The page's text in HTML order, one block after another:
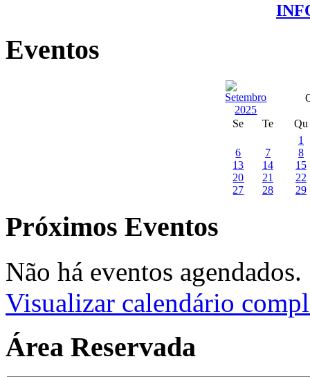
Eventos
Se Te
Qu
1
6
7
8
13
14
15
20
21
22
27
28 29
Próximos Eventos
Não há eventos agendados.
Visualizar calendário
Área Reservada